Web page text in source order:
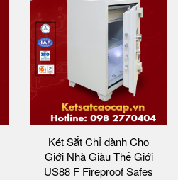
Két Sắt Chỉ dành Cho
Giới Nhà Giàu Thế Giới
US88 F Fireproof Safes